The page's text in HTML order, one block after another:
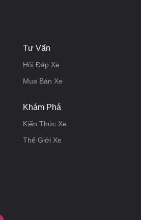
Tư Vấn
Hỏi Đáp Xe
Mua Bán Xe
Khám Phá
Kiến Thức Xe
Thế Giới Xe